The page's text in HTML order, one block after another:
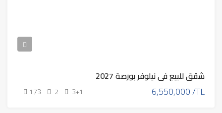
شقق للبيع في نيلوفر بورصة 2027
6,550,000 /TL
3+1
2
173